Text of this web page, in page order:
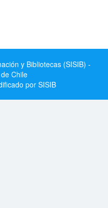
y Bibliotecas (SISIB) -
Chile
por SISIB